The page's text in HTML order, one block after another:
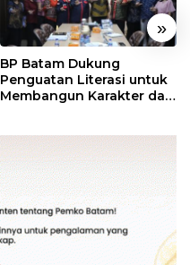
»
BP Batam Dukung
Penguatan Literasi untuk
Membangun Karakter dan